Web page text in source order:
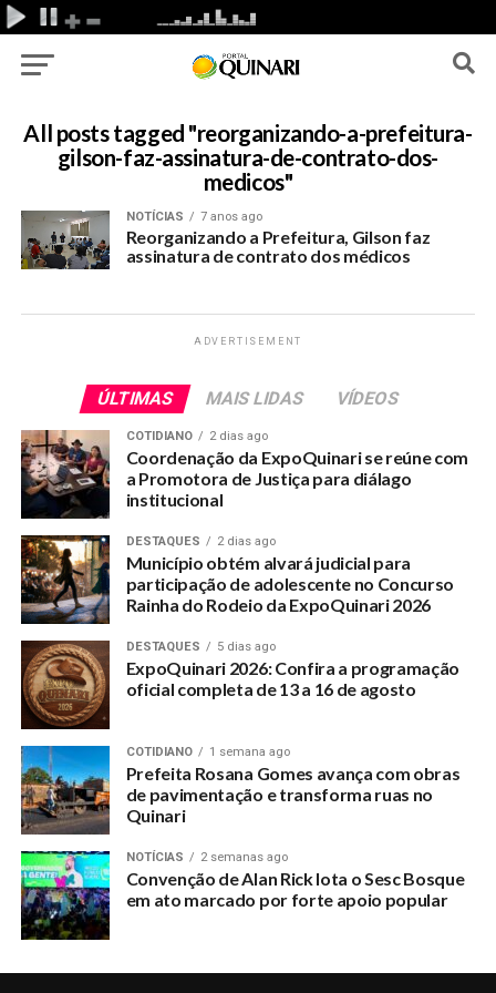
All posts tagged "reorganizando-a-prefeitura-
gilson-faz-assinatura-de-contrato-dos-
medicos"
NOTÍCIAS 7 anos ago
Reorganizando a Prefeitura, Gilson faz
assinatura de contrato dos médicos
ADVERTISEMENT
ÚLTIMAS MAIS LIDAS VÍDEOS
COTIDIANO 2 dias ago
Coordenação da ExpoQuinari se reúne com
a Promotora de Justiça para diálago
institucional
DESTAQUES 2 dias ago
Município obtém alvará judicial para
participação de adolescente no Concurso
Rainha do Rodeio da ExpoQuinari 2026
DESTAQUES 5 dias ago
ExpoQuinari 2026: Confira a programação
oficial completa de 13 a 16 de agosto
COTIDIANO 1 semana ago
Prefeita Rosana Gomes avança com obras
de pavimentação e transforma ruas no
Quinari
NOTÍCIAS 2 semanas ago
Convenção de Alan Rick lota o Sesc Bosque
em ato marcado por forte apoio popular